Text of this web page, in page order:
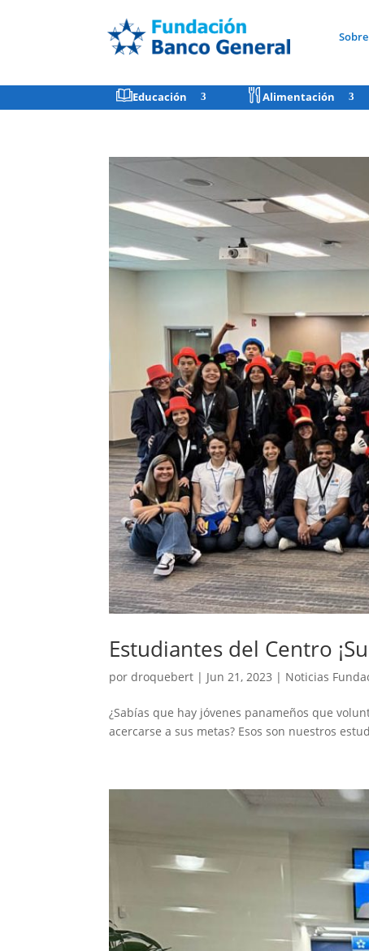
Educación Alimentación
Estudiantes del Centro
pordroquebert | Jun 21, 2023 | Noticias
¿Sabías que hay jóvenes panameños que
acercarse a sus metas? Esos son nuestros